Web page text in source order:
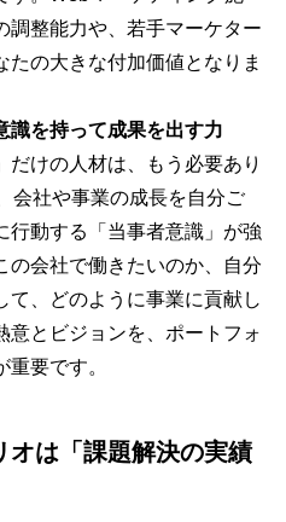
調整能力や、若手マーケター
たの大きな付加価値となりま
識を持って成果を出す力
だけの人材は、もう必要あり
会社や事業の成長を自分ご
行動する「当事者意識」が強
の会社で働きたいのか、自分
て、どのように事業に貢献し
意とビジョンを、ポートフォ
要です。
オは「課題解決の実績